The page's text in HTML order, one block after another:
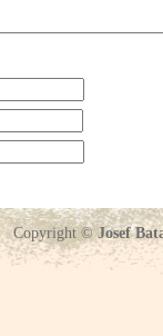
Copyright ©Josef